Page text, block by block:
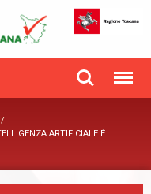
ARTIFICIALE È